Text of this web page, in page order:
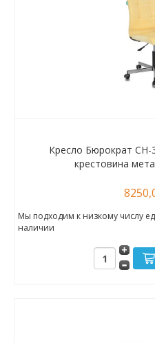
Кресло Бюрократ
крестовина
Мы подходим к низкому числу
наличии